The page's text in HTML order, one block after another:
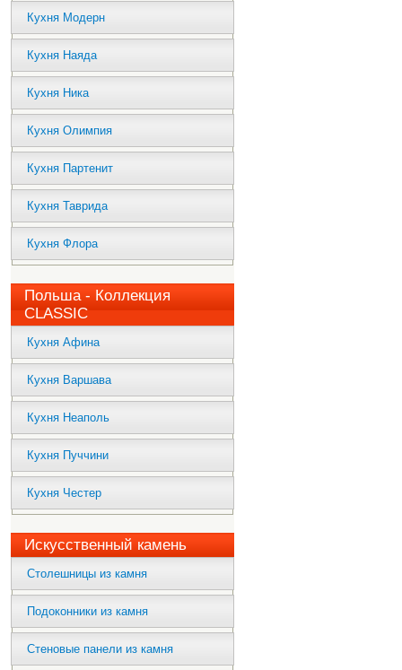
Кухня Модерн
Кухня Наяда
Кухня Ника
Кухня Олимпия
Кухня Партенит
Кухня Таврида
Кухня Флора
Польша - Коллекция
CLASSIC
Кухня Афина
Кухня Варшава
Кухня Неаполь
Кухня Пуччини
Кухня Честер
Искусственный камень
Столешницы из камня
Подоконники из камня
Стеновые панели из камня